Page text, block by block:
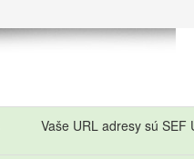
Vaše URL adresy sú